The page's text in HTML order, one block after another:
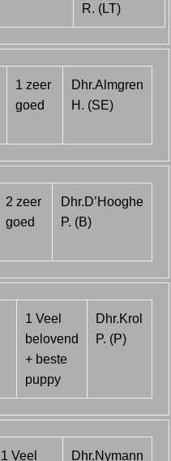
R. (LT)
1 zeer
goed
Dhr.Almgren
H. (SE)
2 zeer
goed
Dhr.D’Hooghe
P. (B)
1 Veel
belovend
+ beste
puppy
Dhr.Krol
P. (P)
1 Veel
Dhr.Nymann